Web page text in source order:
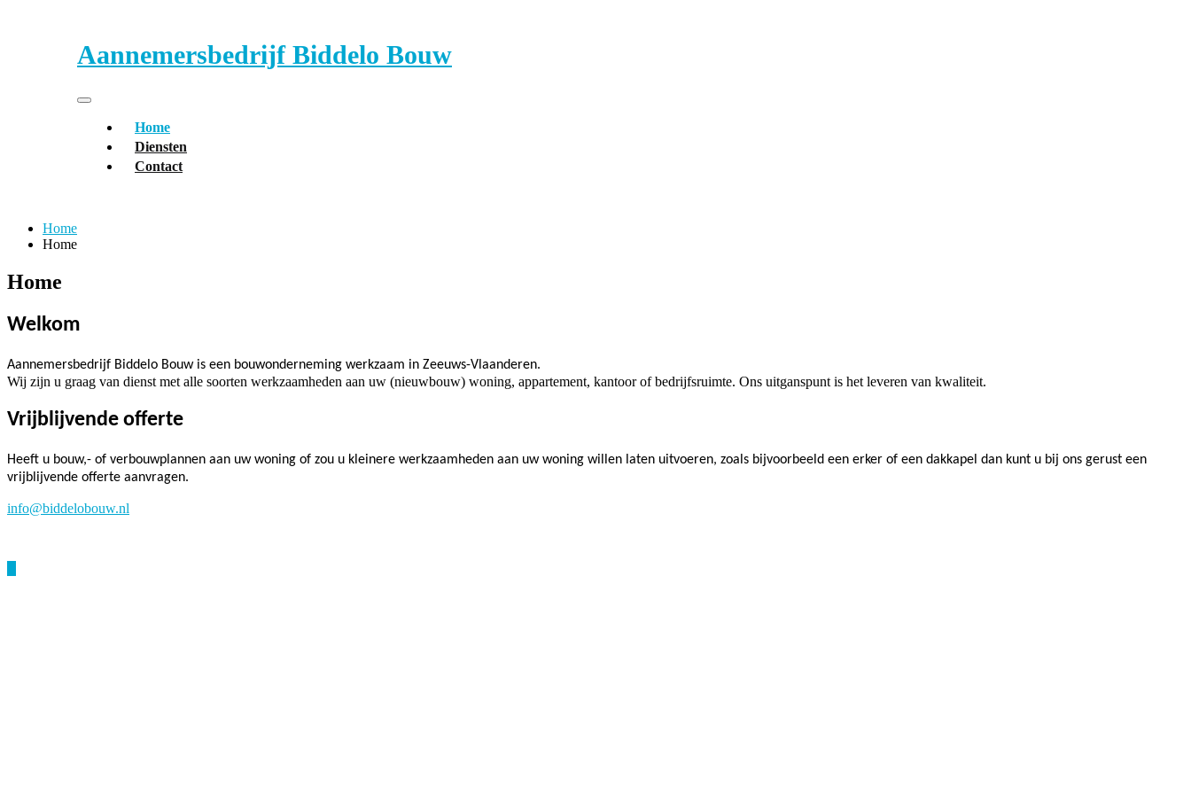
Aannemersbedrijf Biddelo Bouw
Toggle navigatie
Home
Diensten
Contact
Home
Home
Home
Welkom
Aannemersbedrijf Biddelo Bouw is een bouwonderneming werkzaam in Zeeuws-Vlaanderen.
Wij zijn u graag van dienst met alle soorten werkzaamheden aan uw (nieuwbouw) woning, appartement, kantoor of bedrijfsruimte. Ons uitganspunt is het leveren van kwaliteit.
Vrijblijvende offerte
Heeft u bouw,- of verbouwplannen aan uw woning of zou u kleinere werkzaamheden aan uw woning willen laten uitvoeren, zoals bijvoorbeeld een erker of een dakkapel dan kunt u bij ons gerust een
vrijblijvende offerte aanvragen.
info@biddelobouw.nl